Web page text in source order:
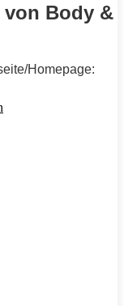
von Body &
Homepage: